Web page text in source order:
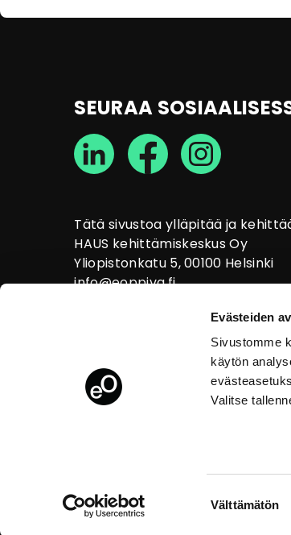
Evästeiden
Sivustomme
käytön
Valitse
Välttämätön
SEURAA
Tätä sivustoa ylläpitää ja
HAUS kehittämiskeskus Oy
Yliopistonkatu 5, 00100 Helsinki
info@eoppiva.fi